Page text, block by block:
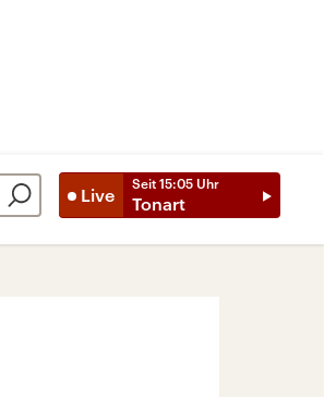
Live
Seit 15:05 Uhr
Tonart